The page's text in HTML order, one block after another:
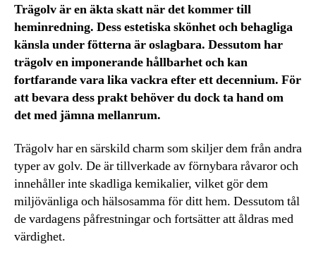
Trägolv är en äkta skatt när det kommer till
heminredning. Dess estetiska skönhet och behagliga
känsla under fötterna är oslagbara. Dessutom har
trägolv en imponerande hållbarhet och kan
fortfarande vara lika vackra efter ett decennium. För
att bevara dess prakt behöver du dock ta hand om
det med jämna mellanrum.
Trägolv har en särskild charm som skiljer dem från andra
typer av golv. De är tillverkade av förnybara råvaror och
innehåller inte skadliga kemikalier, vilket gör dem
miljövänliga och hälsosamma för ditt hem. Dessutom tål
de vardagens påfrestningar och fortsätter att åldras med
värdighet.